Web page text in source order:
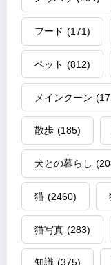
フード (171)
ペット (812)
メインクーン
散歩 (185)
犬との暮らし
猫 (2460)
猫写真 (283)
知識 (375)